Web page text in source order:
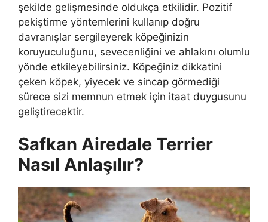
şekilde gelişmesinde oldukça etkilidir. Pozitif
pekiştirme yöntemlerini kullanıp doğru
davranışlar sergileyerek köpeğinizin
koruyuculuğunu, sevecenliğini ve ahlakını olumlu
yönde etkileyebilirsiniz. Köpeğiniz dikkatini
çeken köpek, yiyecek ve sincap görmediği
sürece sizi memnun etmek için itaat duygusunu
geliştirecektir.
Safkan Airedale Terrier
Nasıl Anlaşılır?